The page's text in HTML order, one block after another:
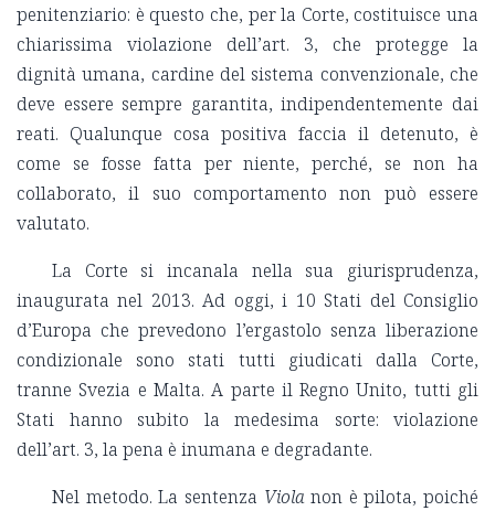
penitenziario: è questo che, per la Corte, costituisce una
chiarissima violazione dell’art. 3, che protegge la
dignità umana, cardine del sistema convenzionale, che
deve essere sempre garantita, indipendentemente dai
reati. Qualunque cosa positiva faccia il detenuto, è
come se fosse fatta per niente, perché, se non ha
collaborato, il suo comportamento non può essere
valutato.
La Corte si incanala nella sua giurisprudenza,
inaugurata nel 2013. Ad oggi, i 10 Stati del Consiglio
d’Europa che prevedono l’ergastolo senza liberazione
condizionale sono stati tutti giudicati dalla Corte,
tranne Svezia e Malta. A parte il Regno Unito, tutti gli
Stati hanno subito la medesima sorte: violazione
dell’art. 3, la pena è inumana e degradante.
Nel metodo. La sentenza Violanon è pilota, poiché